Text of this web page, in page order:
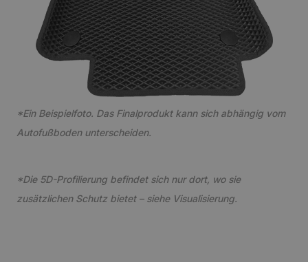
*Ein Beispielfoto. Das Finalprodukt kann sich abhängig vom
Autofußboden unterscheiden.
*Die 5D-Profilierung befindet sich nur dort, wo sie
zusätzlichen Schutz bietet – siehe Visualisierung.